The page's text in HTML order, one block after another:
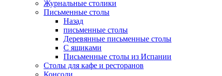
Журнальные столики
Письменные столы
Назад
письменные столы
Деревянные письменные столы
С ящиками
Письменные столы из Испании
Столы для кафе и ресторанов